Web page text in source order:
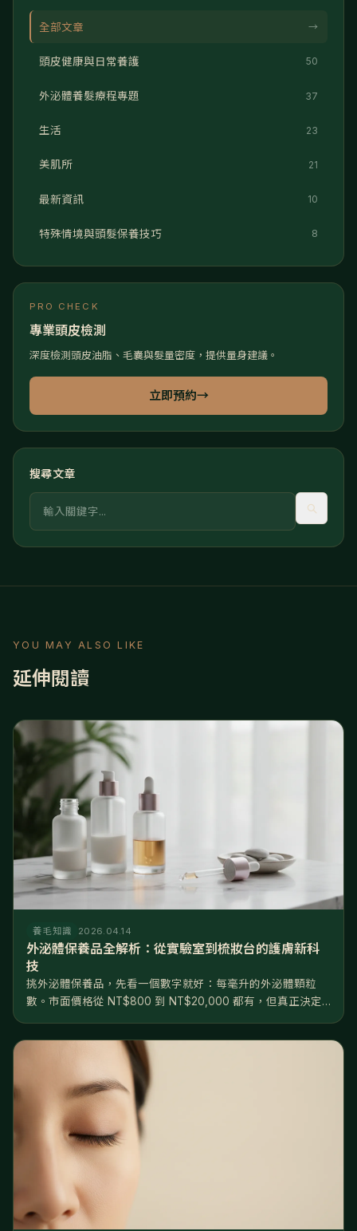
全部文章 →
頭皮健康與日常養護 50
外泌體養髮療程專題 37
生活 23
美肌所 21
最新資訊 10
特殊情境與頭髮保養技巧 8
PRO CHECK
專業頭皮檢測
深度檢測頭皮油脂、毛囊與髮量密度，提供量身建議。
立即預約→
搜尋文章
關鍵字
YOU MAY ALSO LIKE
延伸閱讀
養毛知識 2026.04.14
外泌體保養品全解析：從實驗室到梳妝台的護膚新科
技
挑外泌體保養品，先看一個數字就好：每毫升的外泌體顆粒
數。市面價格從 NT$800 到 NT$20,000 都有，但真正決定